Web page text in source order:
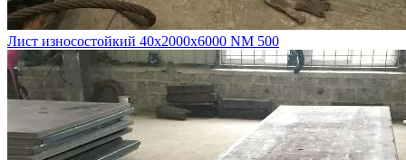
Лист износостойкий 40х2000х6000 NM 500